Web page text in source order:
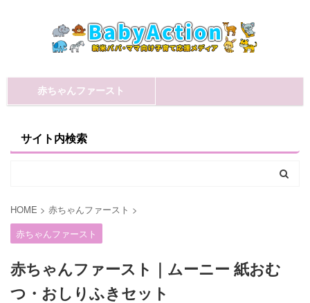
赤ちゃんファースト
サイト内検索
HOME > 赤ちゃんファースト >
赤ちゃんファースト
赤ちゃんファースト｜ムーニー 紙おむ
つ・おしりふきセット